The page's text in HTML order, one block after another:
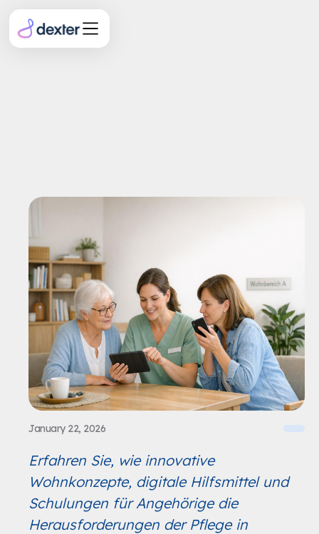
January 22, 2026
Erfahren Sie, wie innovative
Wohnkonzepte, digitale Hilfsmittel und
Schulungen für Angehörige die
Herausforderungen der Pflege in